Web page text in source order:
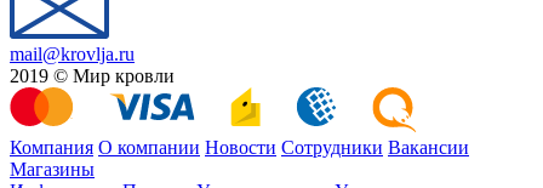
mail@krovlja.ru
2019 © Мир кровли
Компания О компании Новости Сотрудники Вакансии
Магазины